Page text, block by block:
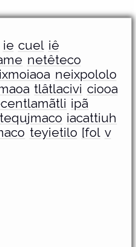
ie cuel iê
netêteco
neixpololo
tlâtlacivi ciooa
ipã
iacattiuh
teyietilo [fol v